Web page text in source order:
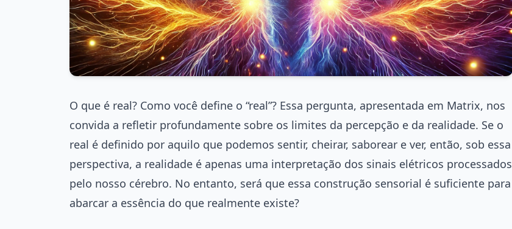
O que é real? Como você define o “real”? Essa pergunta, apresentada em Matrix, nos
convida a refletir profundamente sobre os limites da percepção e da realidade. Se o
real é definido por aquilo que podemos sentir, cheirar, saborear e ver, então, sob essa
perspectiva, a realidade é apenas uma interpretação dos sinais elétricos processados
pelo nosso cérebro. No entanto, será que essa construção sensorial é suficiente para
abarcar a essência do que realmente existe?